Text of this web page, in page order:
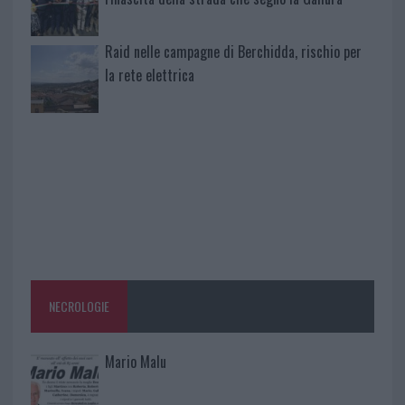
Raid nelle campagne di Berchidda, rischio per
la rete elettrica
NECROLOGIE
Mario Malu